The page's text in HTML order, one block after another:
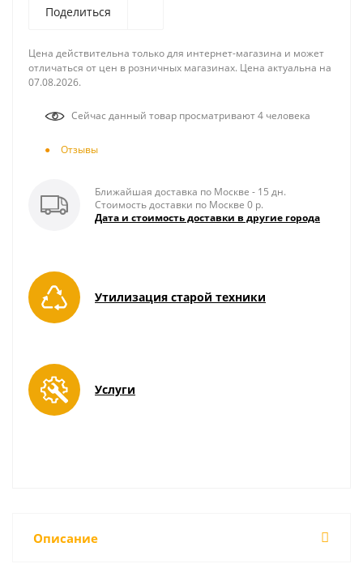
Поделиться
Цена действительна только для интернет-магазина и может
отличаться от цен в розничных магазинах. Цена актуальна на
07.08.2026.
Сейчас данный товар просматривают 4 человека
Отзывы
Ближайшая доставка по Москве - 15 дн.
Стоимость доставки по Москве 0 р.
Дата и стоимость доставки в другие города
Утилизация старой техники
Услуги
Описание